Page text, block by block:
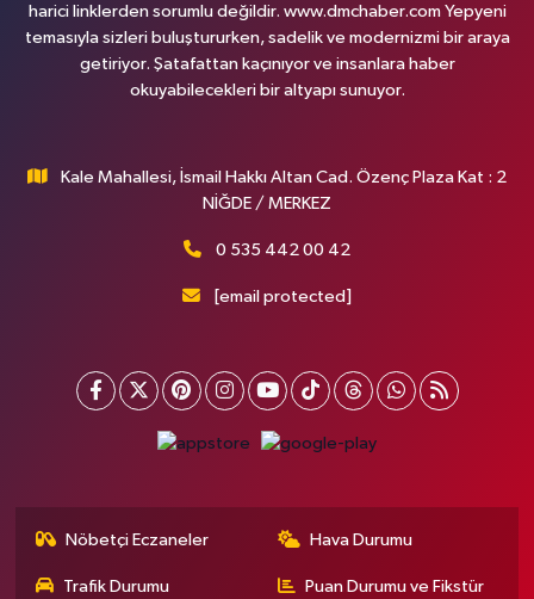
harici linklerden sorumlu değildir. www.dmchaber.com Yepyeni
temasıyla sizleri buluştururken, sadelik ve modernizmi bir araya
getiriyor. Şatafattan kaçınıyor ve insanlara haber
okuyabilecekleri bir altyapı sunuyor.
Kale Mahallesi, İsmail Hakkı Altan Cad. Özenç Plaza Kat : 2
NİĞDE / MERKEZ
0 535 442 00 42
[email protected]
Nöbetçi Eczaneler Hava Durumu
Trafik Durumu Puan Durumu ve Fikstür